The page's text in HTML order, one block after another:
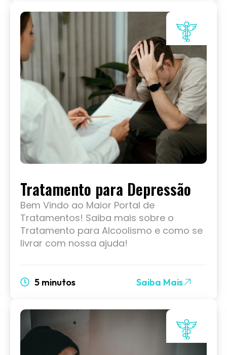
Tratamento para Depressão
Bem Vindo ao Maior Portal de
Tratamentos! Saiba mais sobre o
Tratamento para Alcoolismo e como se
livrar com nossa ajuda!
5 minutos Saiba Mais